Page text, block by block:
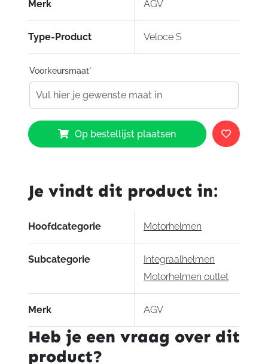
Merk AGV
Type-Product Veloce S
Voorkeursmaat*
AGV
Veloce
aantal
Op bestellijst plaatsen
Je vindt dit product in:
Hoofdcategorie Motorhelmen
Subcategorie
Integraalhelmen
Motorhelmen outlet
Merk AGV
Heb je een vraag over dit
product?